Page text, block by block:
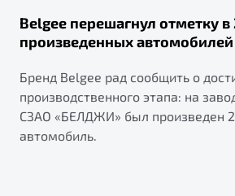
Belgee перешагнул отметку
произведенных автомобилей
Бренд Belgee рад сообщить о
производственного этапа: на
СЗАО «БЕЛДЖИ» был произведен
автомобиль.